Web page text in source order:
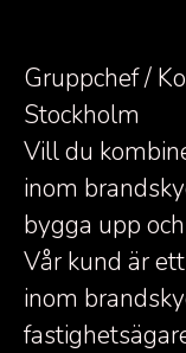
Gruppchef /
Stockholm
Vill du
inom
bygga upp
Vår kund är
inom